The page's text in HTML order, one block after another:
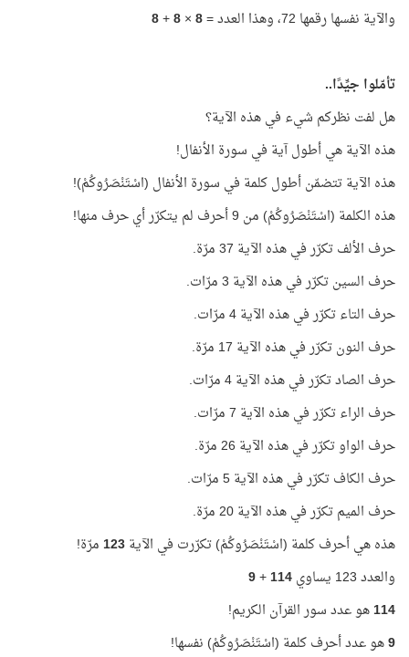
والآية نفسها رقمها 72، وهذا العدد =
8
×
8
+
8
تأمّلوا جيِّدًا..
هل لفت نظركم شيء في هذه الآية؟
هذه الآية هي أطول آية في سورة الأنفال!
هذه الآية تتضمّن أطول كلمة في سورة الأنفال (اسْتَنْصَرُوكُمْ)!
هذه الكلمة (اسْتَنْصَرُوكُمْ) من 9 أحرف لم يتكرّر أي حرف منها!
حرف الألف تكرّر في هذه الآية 37 مرّة.
حرف السين تكرّر في هذه الآية 3 مرّات.
حرف التاء تكرّر في هذه الآية 4 مرّات.
حرف النون تكرّر في هذه الآية 17 مرّة.
حرف الصاد تكرّر في هذه الآية 4 مرّات.
حرف الراء تكرّر في هذه الآية 7 مرّات.
حرف الواو تكرّر في هذه الآية 26 مرّة.
حرف الكاف تكرّر في هذه الآية 5 مرّات.
حرف الميم تكرّر في هذه الآية 20 مرّة.
هذه هي أحرف كلمة (اسْتَنْصَرُوكُمْ) تكرّرت في الآية123مرّة!
والعدد 123 يساوي
114
+
9
114هو عدد سور القرآن الكريم!
9هو عدد أحرف كلمة (اسْتَنْصَرُوكُمْ) نفسها!